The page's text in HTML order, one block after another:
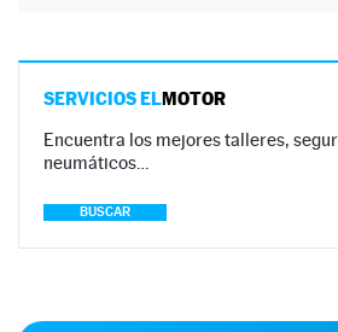
SERVICIOS ELMOTOR
Encuentra los mejores talleres,
neumáticos…
BUSCAR